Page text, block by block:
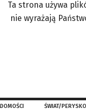
aktorem,
prowadzi
Na
ŚWIAT/
Ta strona używa
nie wyrażają